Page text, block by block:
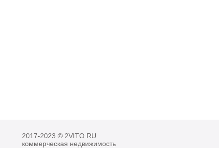
2017-2023 © 2VITO.RU
коммерческая недвижимость